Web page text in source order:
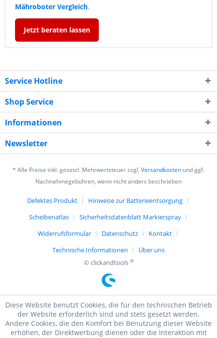
Mähroboter Vergleich.
Jetzt beraten lassen
Service Hotline
Shop Service
Informationen
Newsletter
* Alle Preise inkl. gesetzl. Mehrwertsteuer zzgl.Versandkosten und ggf.
Nachnahmegebühren, wenn nicht anders beschrieben
Defektes Produkt
Hinweise zur Batterieentsorgung
Scheibenatlas
Sicherheitsdatenblatt Markierspray
Widerrufsformular
Datenschutz
Kontakt
Technische Informationen
Über uns
© clickandtools ®
Diese Website benutzt Cookies, die für den technischen Betrieb
der Website erforderlich sind und stets gesetzt werden.
Andere Cookies, die den Komfort bei Benutzung dieser Website
erhöhen, der Direktwerbung dienen oder die Interaktion mit